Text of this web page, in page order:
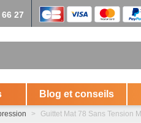
27
Blog et conseils
> Guittet Mat 78 Sans Tension